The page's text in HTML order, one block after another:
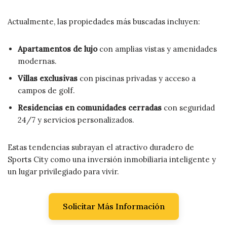
Actualmente, las propiedades más buscadas incluyen:
Apartamentos de lujocon amplias vistas y amenidades
modernas.
Villas exclusivas con piscinas privadas y acceso a
campos de golf.
Residencias en comunidades cerradas con seguridad
24/7 y servicios personalizados.
Estas tendencias subrayan el atractivo duradero de
Sports City como una inversión inmobiliaria inteligente y
un lugar privilegiado para vivir.
Solicitar Más Información